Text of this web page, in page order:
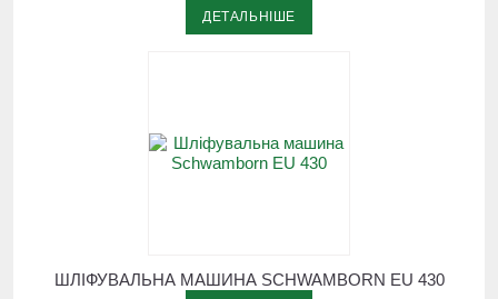
ДЕТАЛЬНІШЕ
ШЛІФУВАЛЬНА МАШИНА SCHWAMBORN EU 430